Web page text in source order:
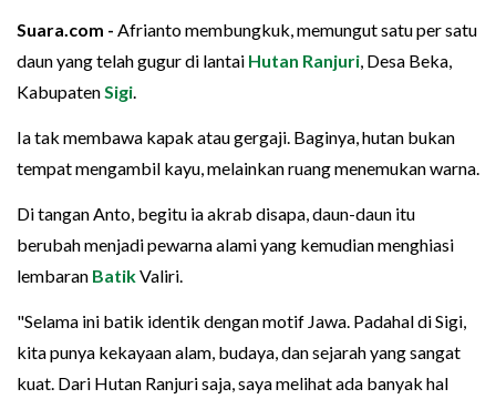
Suara.com - Afrianto membungkuk, memungut satu per satu
daun yang telah gugur di lantai Hutan Ranjuri , Desa Beka,
Kabupaten Sigi
Ia tak membawa kapak atau gergaji. Baginya, hutan bukan
tempat mengambil kayu, melainkan ruang menemukan warna.
Di tangan Anto, begitu ia akrab disapa, daun-daun itu
berubah menjadi pewarna alami yang kemudian menghiasi
lembaran BatikValiri.
"Selama ini batik identik dengan motif Jawa. Padahal di Sigi,
kita punya kekayaan alam, budaya, dan sejarah yang sangat
kuat. Dari Hutan Ranjuri saja, saya melihat ada banyak hal